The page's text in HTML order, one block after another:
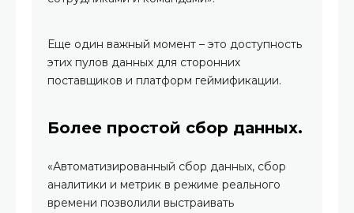
Еще один важный момент – это доступность
этих пулов данных для сторонних
поставщиков и платформ геймификации.
Более простой сбор данных.
«Автоматизированный сбор данных, сбор
аналитики и метрик в режиме реального
времени позволили выстраивать